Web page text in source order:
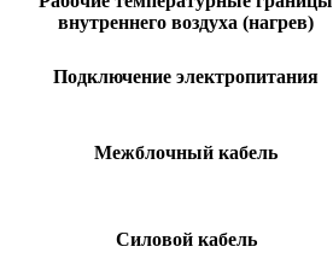
внутреннего воздуха (нагрев)
Подключение электропитания
Межблочный кабель
Силовой кабель